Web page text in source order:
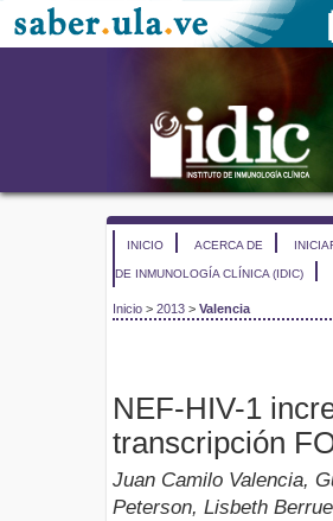
INICIO ACERCA DE
DE INMUNOLOGÍA CLÍNICA (IDIC)
Inicio > 2013 > Valencia
NEF-HIV-1
transcripción
Juan Camilo Valencia,
Peterson, Lisbeth